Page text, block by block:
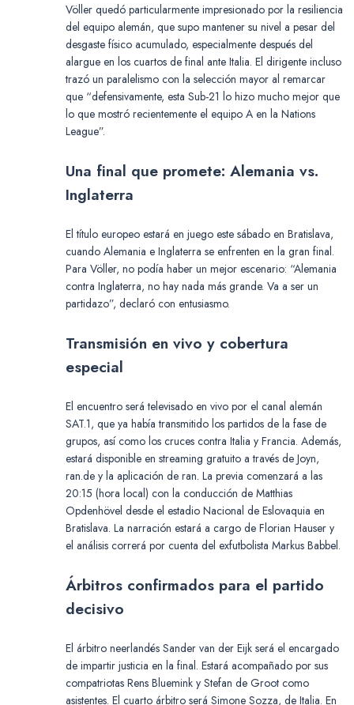
Völler quedó particularmente impresionado por la resiliencia
del equipo alemán, que supo mantener su nivel a pesar del
desgaste físico acumulado, especialmente después del
alargue en los cuartos de final ante Italia. El dirigente incluso
trazó un paralelismo con la selección mayor al remarcar
que “defensivamente, esta Sub-21 lo hizo mucho mejor que
lo que mostró recientemente el equipo A en la Nations
League”.
Una final que promete: Alemania vs.
Inglaterra
El título europeo estará en juego este sábado en Bratislava,
cuando Alemania e Inglaterra se enfrenten en la gran final.
Para Völler, no podía haber un mejor escenario: “Alemania
contra Inglaterra, no hay nada más grande. Va a ser un
partidazo”, declaró con entusiasmo.
Transmisión en vivo y cobertura
especial
El encuentro será televisado en vivo por el canal alemán
SAT.1, que ya había transmitido los partidos de la fase de
grupos, así como los cruces contra Italia y Francia. Además,
estará disponible en streaming gratuito a través de Joyn,
ran.de y la aplicación de ran. La previa comenzará a las
20:15 (hora local) con la conducción de Matthias
Opdenhövel desde el estadio Nacional de Eslovaquia en
Bratislava. La narración estará a cargo de Florian Hauser y
el análisis correrá por cuenta del exfutbolista Markus Babbel.
Árbitros confirmados para el partido
decisivo
El árbitro neerlandés Sander van der Eijk será el encargado
de impartir justicia en la final. Estará acompañado por sus
compatriotas Rens Bluemink y Stefan de Groot como
asistentes. El cuarto árbitro será Simone Sozza, de Italia. En